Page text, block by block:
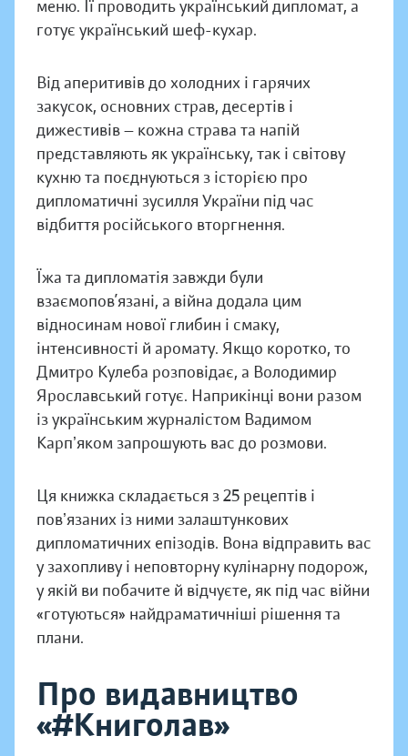
меню. Її проводить український дипломат, а
готує український шеф-кухар.
Від аперитивів до холодних і гарячих
закусок, основних страв, десертів і
дижестивів — кожна страва та напій
представляють як українську, так і світову
кухню та поєднуються з історією про
дипломатичні зусилля України під час
відбиття російського вторгнення.
Їжа та дипломатія завжди були
взаємопов’язані, а війна додала цим
відносинам нової глибин і смаку,
інтенсивності й аромату. Якщо коротко, то
Дмитро Кулеба розповідає, а Володимир
Ярославський готує. Наприкінці вони разом
із українським журналістом Вадимом
Карпʼяком запрошують вас до розмови.
Ця книжка складається з 25 рецептів і
повʼязаних із ними залаштункових
дипломатичних епізодів. Вона відправить вас
у захопливу і неповторну кулінарну подорож,
у якій ви побачите й відчуєте, як під час війни
«готуються» найдраматичніші рішення та
плани.
Про видавництво
«#Книголав»